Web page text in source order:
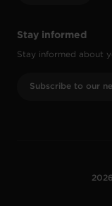
Stay informed
Stay informed about
Subscribe to our